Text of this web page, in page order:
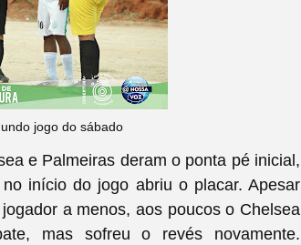
jogo do sábado
e Palmeiras deram o ponta pé inicial,
início do jogo abriu o placar. Apesar
a menos, aos poucos o Chelsea
mas sofreu o revés novamente.